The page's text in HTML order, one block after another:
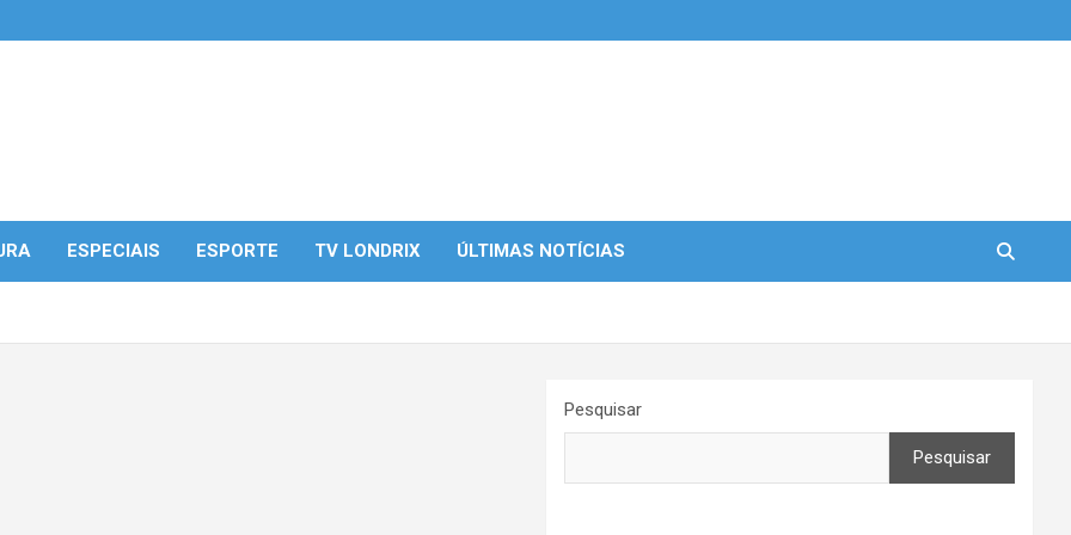
ESPECIAIS ESPORTE TV LONDRIX ÚLTIMAS NOTÍCIAS
Pesquisar
Pesquisar